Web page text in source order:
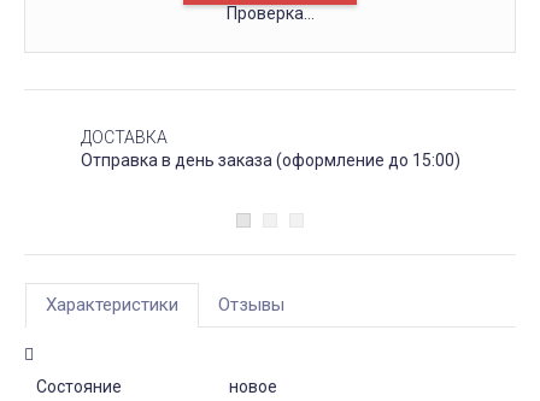
Проверка...
ДОСТАВКА
Отправка в день заказа (оформление до 15:00)
Характеристики Отзывы
Состояние новое